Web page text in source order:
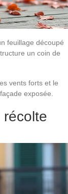
feuillage découpé
un coin de
vents forts et le
exposée.